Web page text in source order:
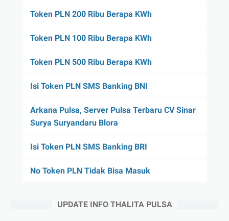
Token PLN 200 Ribu Berapa KWh
Token PLN 100 Ribu Berapa KWh
Token PLN 500 Ribu Berapa KWh
Isi Token PLN SMS Banking BNI
Arkana Pulsa, Server Pulsa Terbaru CV Sinar
Surya Suryandaru Blora
Isi Token PLN SMS Banking BRI
No Token PLN Tidak Bisa Masuk
UPDATE INFO THALITA PULSA